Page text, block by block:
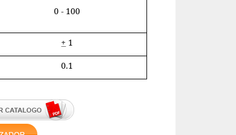
0 - 100
+ 1
0.1